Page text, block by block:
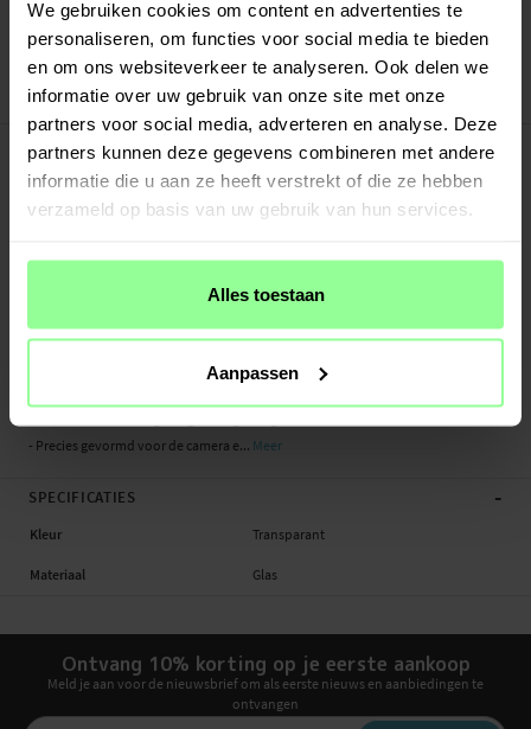
We gebruiken cookies om content en advertenties te
personaliseren, om functies voor social media te bieden
en om ons websiteverkeer te analyseren. Ook delen we
informatie over uw gebruik van onze site met onze
partners voor social media, adverteren en analyse. Deze
partners kunnen deze gegevens combineren met andere
informatie die u aan ze heeft verstrekt of die ze hebben
verzameld op basis van uw gebruik van hun services.
Alles toestaan
Aanpassen
Veilig betalen met Klarna of Paypal
Art number:60870 Ringke
PRODUCTBESCHRIJVING
Beschermende cameralensbeschermer voor de cameramodule van je Apple
iPhone 16 Pro van Ringke. Deze beschermer voorkomt effectief krassen en
beschadigingen, zodat je langdurig scherpe foto's kunt blijven maken.
bescherming voor zowel de camera als de lenzen. Hij is perfect op maat
maar mooi vlak liggen.
- Precies gevormd voor de camera e... Meer
SPECIFICATIES -
Kleur Transparant
Materiaal Glas
Ontvang 10% korting op je eerste aankoop
Meld je aan voor de nieuwsbrief om als eerste nieuws en aanbiedingen te
ontvangen